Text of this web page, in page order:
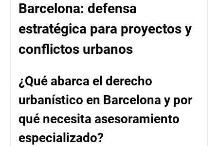
Barcelona: defensa
estratégica para proyectos y
conflictos urbanos
¿Qué abarca el derecho
urbanístico en Barcelona y por
qué necesita asesoramiento
especializado?